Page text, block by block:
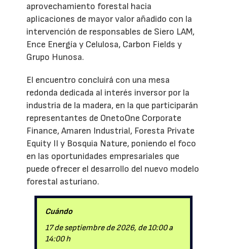
aprovechamiento forestal hacia
aplicaciones de mayor valor añadido con la
intervención de responsables de Siero LAM,
Ence Energía y Celulosa, Carbon Fields y
Grupo Hunosa.
El encuentro concluirá con una mesa
redonda dedicada al interés inversor por la
industria de la madera, en la que participarán
representantes de OnetoOne Corporate
Finance, Amaren Industrial, Foresta Private
Equity II y Bosquia Nature, poniendo el foco
en las oportunidades empresariales que
puede ofrecer el desarrollo del nuevo modelo
forestal asturiano.
Cuándo
17 de septiembre de 2026, de 10:00 a
14:00 h